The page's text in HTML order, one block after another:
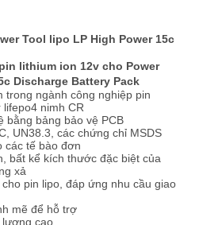
Tool lipo LP High Power 15c
lithium ion 12v cho Power
Discharge Battery Pack
trong ngành công nghiệp pin
lifepo4 nimh CR
bằng bảng bảo vệ PCB
UN38.3, các chứng chỉ MSDS
các tế bào đơn
bất kể kích thước đặc biệt của
xả
pin lipo, đáp ứng nhu cầu giao
mẽ để hỗ trợ
lượng cao